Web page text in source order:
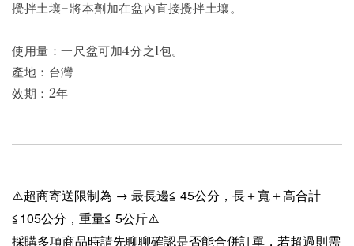
攪拌土壤–將本劑加在盆內直接攪拌土壤。
使用量：一尺盆可加4分之1包。
產地：台灣
效期：2年
⚠️超商寄送限制為 → 最長邊≦ 45公分，長＋寬＋高合計
≦105公分，重量≦ 5公斤⚠️
採購多項商品時請先聊聊確認是否能合併訂單，若超過則需